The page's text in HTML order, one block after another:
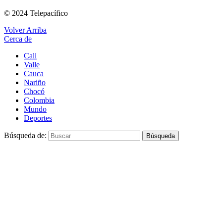
© 2024 Telepacífico
Volver Arriba
Cerca de
Cali
Valle
Cauca
Nariño
Chocó
Colombia
Mundo
Deportes
Búsqueda de: Búsqueda